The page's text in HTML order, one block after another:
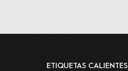
ETIQUETAS CALIENTES